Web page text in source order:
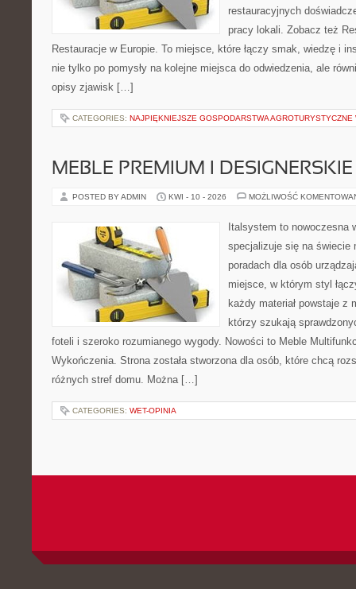
restauracyjnych
pracy lokali. Zobacz też
Restauracje w Europie. To miejsce, które łączy smak, wiedzę i
nie tylko po pomysły na kolejne miejsca do odwiedzenia, ale
opisy zjawisk […]
CATEGORIES: NAJPIĘKNIEJSZE GOSPODARSTWA AGROTURYSTYCZNE
MEBLE PREMIUM I DESIGNERSKIE
POSTED BY ADMIN KWI - 10 - 2026 MOŻLIWOŚĆ
Italsystem to nowoczesna
specjalizuje się na świecie
poradach dla osób
miejsce, w którym styl
każdy materiał powstaje z
którzy szukają
foteli i szeroko rozumianego wygody. Nowości to Meble
Wykończenia. Strona została stworzona dla osób, które chcą
różnych stref domu. Można […]
CATEGORIES: WET-OPINIA